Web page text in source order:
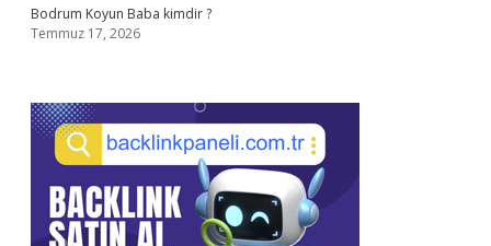
Bodrum Koyun Baba kimdir ?
Temmuz 17, 2026